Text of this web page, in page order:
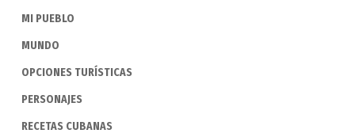
MI PUEBLO
MUNDO
OPCIONES TURÍSTICAS
PERSONAJES
RECETAS CUBANAS